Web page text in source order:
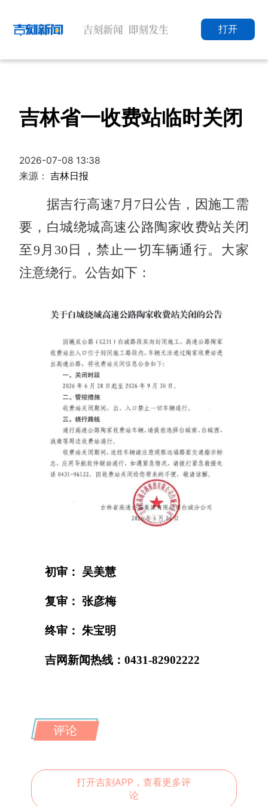
打开
吉林省一收费站临时关闭
2026-07-08 13:38
来源：吉林日报
据吉行高速7月7日公告，因施工需
要，白城绕城高速公路陶家收费站关闭
至9月30日，禁止一切车辆通行。大家
注意绕行。公告如下：
初审： 吴美慧
复审： 张彦梅
终审： 朱宝明
吉网新闻热线：0431-82902222
评论
打开吉刻APP，查看更多评
论